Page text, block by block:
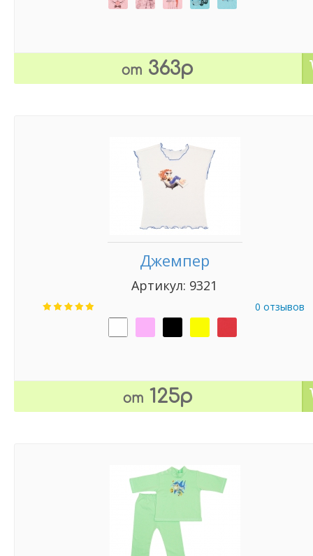
от 363р
Джемпер
Артикул: 9321
0 отзывов
от 125р